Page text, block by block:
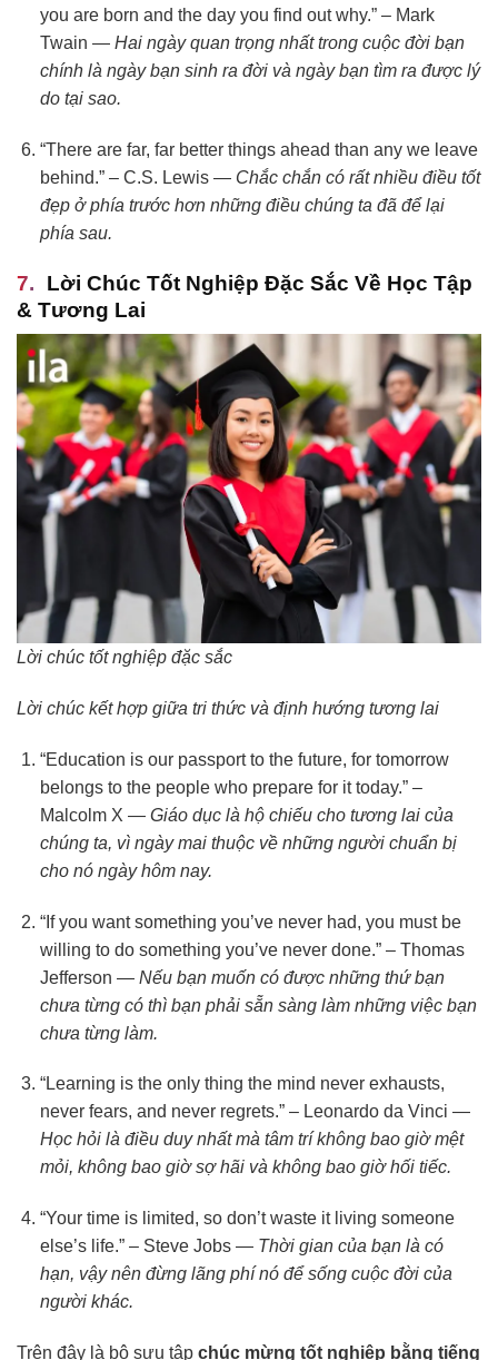
you are born and the day you find out why.” – Mark
Twain — Hai ngày quan trọng nhất trong cuộc đời bạn
chính là ngày bạn sinh ra đời và ngày bạn tìm ra được lý
do tại sao.
“There are far, far better things ahead than any we leave
behind.” – C.S. Lewis — Chắc chắn có rất nhiều điều tốt
đẹp ở phía trước hơn những điều chúng ta đã để lại
phía sau.
Lời Chúc Tốt Nghiệp Đặc Sắc Về Học Tập
& Tương Lai
Lời chúc tốt nghiệp đặc sắc
Lời chúc kết hợp giữa tri thức và định hướng tương lai
“Education is our passport to the future, for tomorrow
belongs to the people who prepare for it today.” –
Malcolm X — Giáo dục là hộ chiếu cho tương lai của
chúng ta, vì ngày mai thuộc về những người chuẩn bị
cho nó ngày hôm nay.
“If you want something you’ve never had, you must be
willing to do something you’ve never done.” – Thomas
Jefferson — Nếu bạn muốn có được những thứ bạn
chưa từng có thì bạn phải sẵn sàng làm những việc bạn
chưa từng làm.
“Learning is the only thing the mind never exhausts,
never fears, and never regrets.” – Leonardo da Vinci —
Học hỏi là điều duy nhất mà tâm trí không bao giờ mệt
mỏi, không bao giờ sợ hãi và không bao giờ hối tiếc.
“Your time is limited, so don’t waste it living someone
else’s life.” – Steve Jobs — Thời gian của bạn là có
hạn, vậy nên đừng lãng phí nó để sống cuộc đời của
người khác.
Trên đây là bộ sưu tập chúc mừng tốt nghiệp bằng tiếng